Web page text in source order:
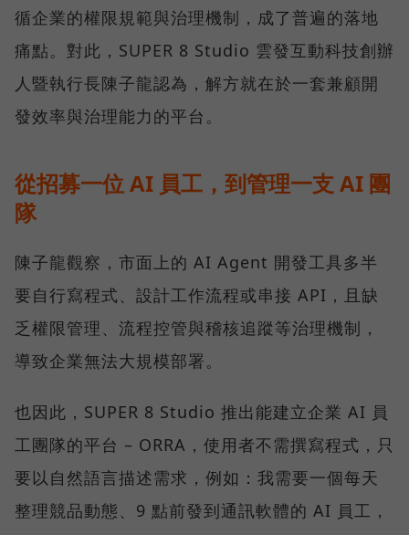
循企業的權限規範與治理機制，成了普遍的落地
痛點。對此，SUPER 8 Studio 雲發互動科技創辦
人暨執行長陳子龍認為，解方就在於一套兼顧開
發效率與治理能力的平台。
從招募一位 AI 員工，到管理一支 AI 團
隊
陳子龍觀察，市面上的 AI Agent 開發工具多半
要自行寫程式、設計工作流程或串接 API，且缺
乏權限管理、流程控管與稽核追蹤等治理機制，
導致企業無法大規模部署。
也因此，SUPER 8 Studio 推出能建立企業 AI 員
工團隊的平台 – ORRA，使用者不需撰寫程式，只
要以自然語言描述需求，例如：我需要一個每天
整理競品動態、9 點前發到通訊軟體的 AI 員工，